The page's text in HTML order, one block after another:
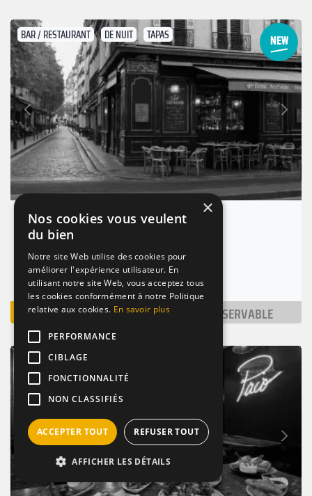
BAR / RESTAURANT DE NUIT TAPAS
Précédent
Suivant
Joseph & Raymond
(1.7km)
Paris 10 (75010)
Nombre de places : 1-30 pers.
VOIR NON RÉSERVABLE
BAR / RESTAURANT
Précédent
Suivant
×
Nos cookies vous veulent
du bien
Notre site Web utilise des cookies pour
améliorer l'expérience utilisateur. En
utilisant notre site Web, vous acceptez tous
les cookies conformément à notre Politique
relative aux cookies. En savoir plus
PERFORMANCE
CIBLAGE
FONCTIONNALITÉ
NON CLASSIFIÉS
ACCEPTER TOUT REFUSER TOUT
AFFICHER LES DÉTAILS